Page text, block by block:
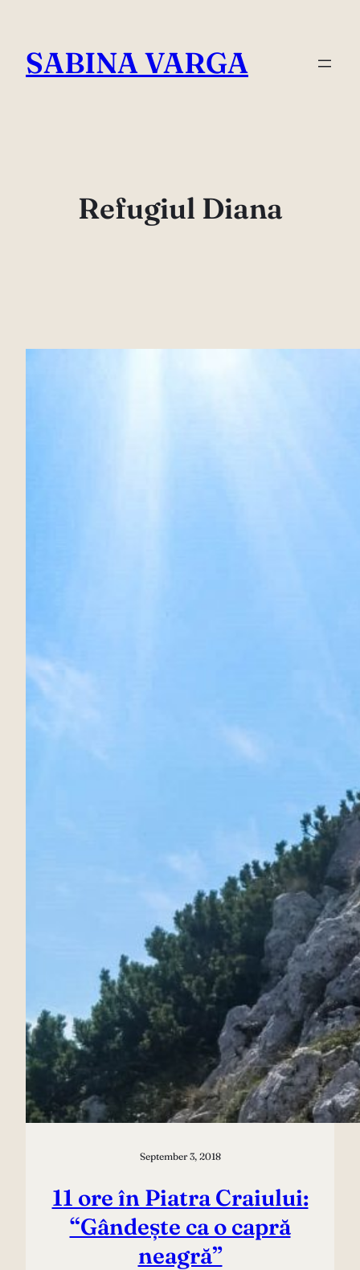
content
SABINA VARGA
Refugiul Diana
September 3, 2018
11 ore în Piatra Craiului:
“Gândește ca o capră
neagră”